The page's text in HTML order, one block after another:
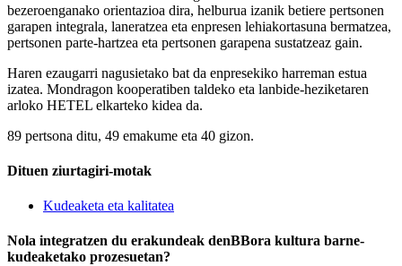
bezeroenganako orientazioa dira, helburua izanik betiere pertsonen
garapen integrala, laneratzea eta enpresen lehiakortasuna bermatzea,
pertsonen parte-hartzea eta pertsonen garapena sustatzeaz gain.
Haren ezaugarri nagusietako bat da enpresekiko harreman estua
izatea. Mondragon kooperatiben taldeko eta lanbide-heziketaren
arloko HETEL elkarteko kidea da.
89 pertsona ditu, 49 emakume eta 40 gizon.
Dituen ziurtagiri-motak
Kudeaketa eta kalitatea
Nola integratzen du erakundeak denBBora kultura barne-
kudeaketako prozesuetan?